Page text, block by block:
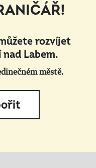
rozvíjet
Labem.
městě.